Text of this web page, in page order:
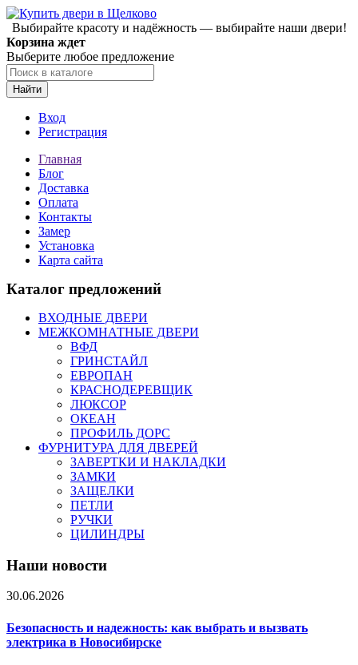
Выбирайте красоту и надёжность — выбирайте наши двери!
Корзина ждет
Выберите любое предложение
Найти
Вход
Регистрация
Главная
Блог
Доставка
Оплата
Контакты
Замер
Установка
Карта сайта
Каталог предложений
ВХОДНЫЕ ДВЕРИ
МЕЖКОМНАТНЫЕ ДВЕРИ
ВФД
ГРИНСТАЙЛ
ЕВРОПАН
КРАСНОДЕРЕВЩИК
ЛЮКСОР
ОКЕАН
ПРОФИЛЬ ДОРС
ФУРНИТУРА ДЛЯ ДВЕРЕЙ
ЗАВЕРТКИ И НАКЛАДКИ
ЗАМКИ
ЗАЩЕЛКИ
ПЕТЛИ
РУЧКИ
ЦИЛИНДРЫ
Наши новости
30.06.2026
Безопасность и надежность: как выбрать и вызвать
электрика в Новосибирске